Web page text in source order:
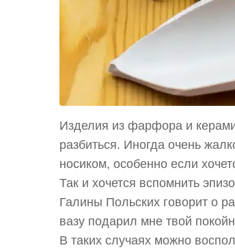
Изделия из фарфора и
разбиться. Иногда очень
носиком, особенно если
Так и хочется вспомнить
Галины Польских говорит о
вазу подарил мне твой
В таких случаях можно